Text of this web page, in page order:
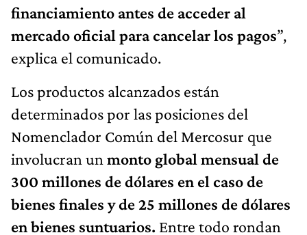
financiamiento antes de acceder al
mercado oficial para cancelar los pagos”,
explica el comunicado.
Los productos alcanzados están
determinados por las posiciones del
Nomenclador Común del Mercosur que
involucran un monto global mensual de
300 millones de dólares en el caso de
bienes finales y de 25 millones de dólares
en bienes suntuarios. Entre todo rondan